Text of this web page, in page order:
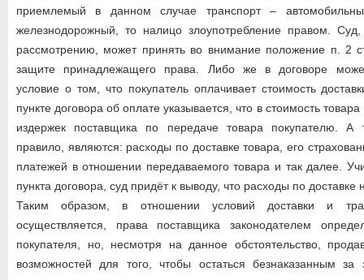
приемлемый в данном случае транспорт –
железнодорожный, то налицо злоупотребление правом.
рассмотрению, может принять во внимание положение п. 2
защите принадлежащего права. Либо же в договоре
условие о том, что покупатель оплачивает стоимость
пункте договора об оплате указывается, что в стоимость
издержек поставщика по передаче товара покупателю. А
правило, являются: расходы по доставке товара, его
платежей в отношении передаваемого товара и так далее.
пункта договора, суд придёт к выводу, что расходы по доставке
Таким образом, в отношении условий доставки и
осуществляется, права поставщика законодателем
покупателя, но, несмотря на данное обстоятельство,
возможностей для того, чтобы остаться безнаказанным за